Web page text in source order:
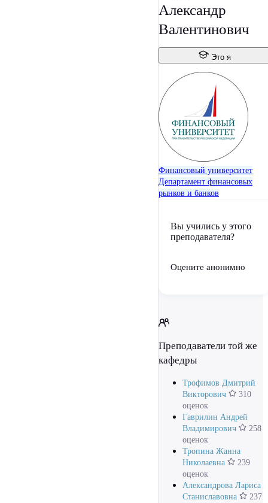
Александр
Валентинович
Это я
Финансовый университет
Департамент финансовых
рынков и банков
Вы учились у этого
преподавателя?
Оцените анонимно
Преподаватели той же
кафедры
Трофимов Дмитрий
Викторович
310
оценок
Гаврилин Андрей
Владимирович
258
оценок
Тропина Жанна
Николаевна
239
оценок
Александрова Лариса
Станиславовна
237